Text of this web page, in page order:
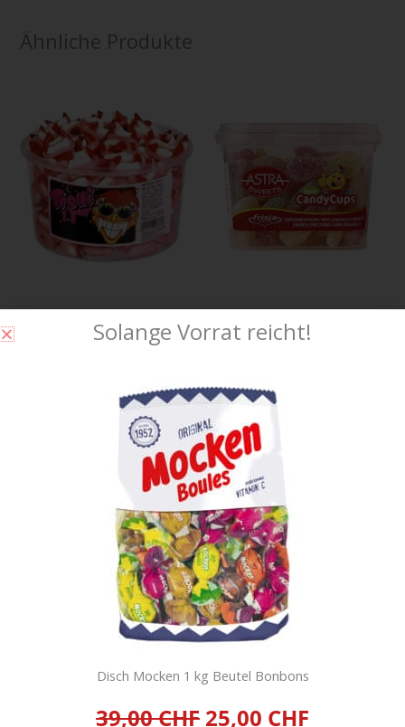
Ähnliche Produkte
Trolli Mini-Dracula Dose à
150 Stück Fruchtgummi
Versandkosten
Astra Saure Mini Zungen 12
Dosen je 200g Fruchtgummi
inkl. 2,6 % MwSt.
IN DEN
WARENKORB
Solange Vorrat reicht!
Disch Mocken 1 kg Beutel Bonbons
39,00 CHF 25,00 CHF